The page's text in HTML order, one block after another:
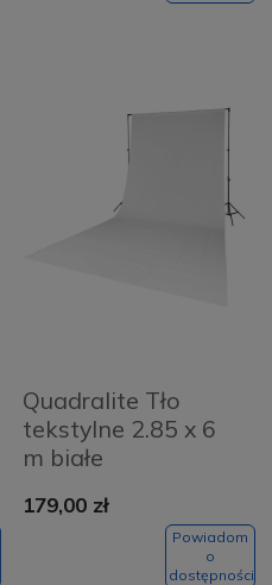
Quadralite Tło
tekstylne 2.85 x 6
m białe
179,00 zł
Powiadom
o
dostępności